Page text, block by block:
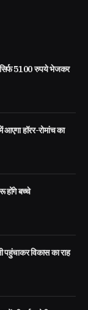
5100 रुपये भेजकर
हॉरर-रोमांच का
होंगे बच्चे
विकास का राह